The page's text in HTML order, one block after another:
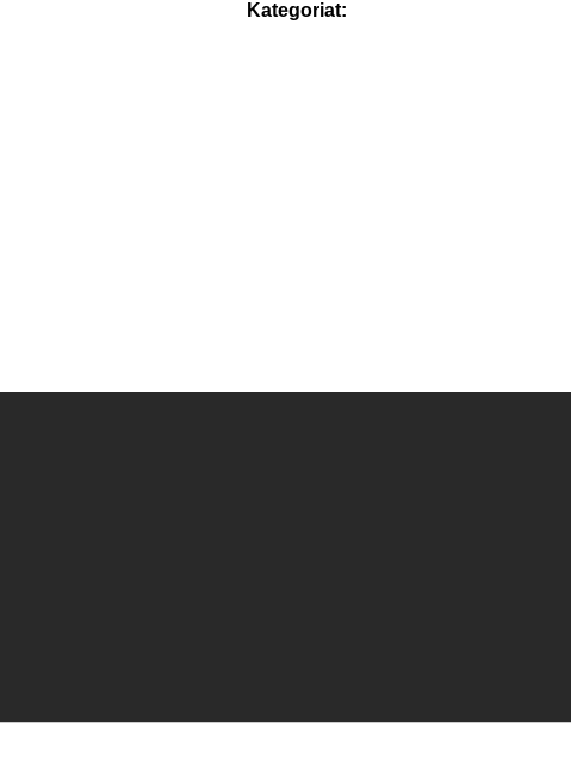
Kategoriat: